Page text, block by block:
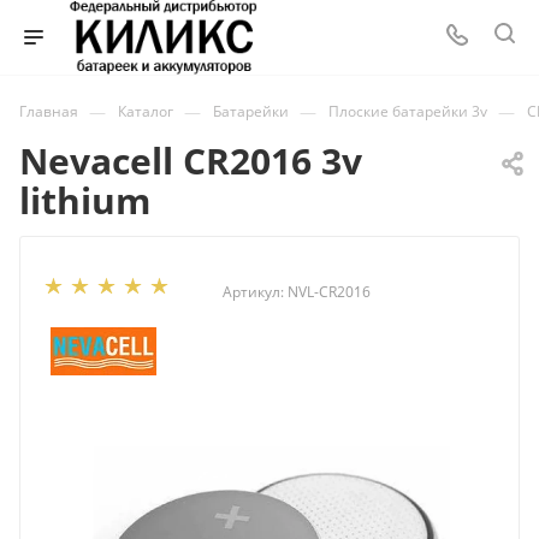
Главная — Каталог — Батарейки — Плоские батарейки 3v —
Nevacell CR2016 3v
lithium
Артикул: NVL-CR2016